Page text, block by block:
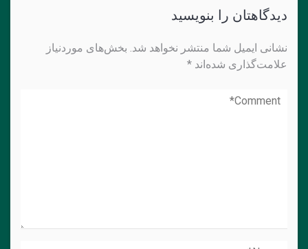
دیدگاهتان را بنویسید
نشانی ایمیل شما منتشر نخواهد شد. بخش‌های موردنیاز
علامت‌گذاری شده‌اند *